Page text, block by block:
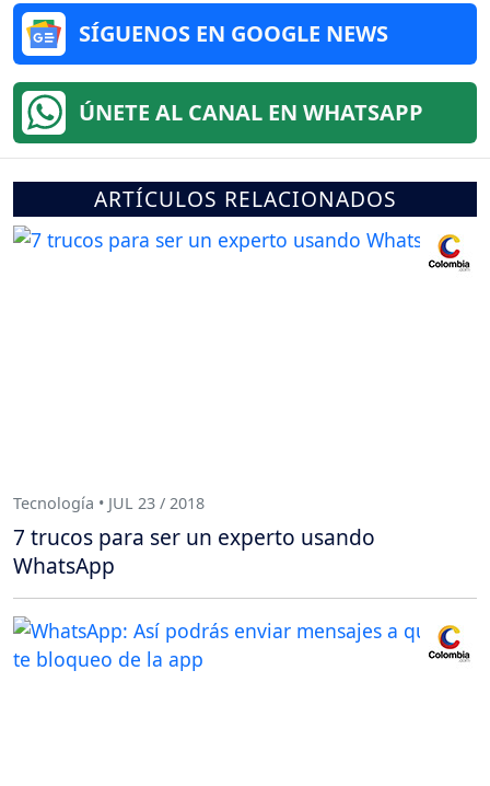
SÍGUENOS EN GOOGLE NEWS
ÚNETE AL CANAL EN WHATSAPP
ARTÍCULOS RELACIONADOS
Tecnología • JUL 23 / 2018
7 trucos para ser un experto usando
WhatsApp